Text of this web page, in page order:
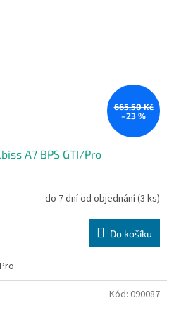
665,50 Kč
–23 %
A7 BPS GTI/Pro
do 7 dní od objednání(3 ks)
Do košíku
Kód: 090087